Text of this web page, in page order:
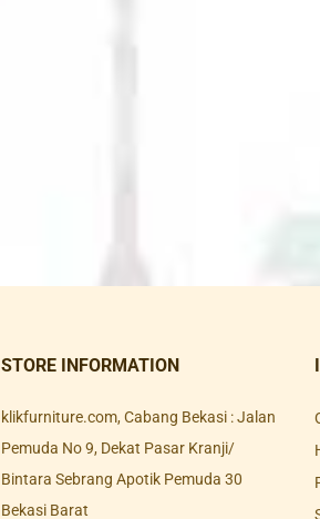
STORE INFORMATION
klikfurniture.com, Cabang Bekasi : Jalan
Pemuda No 9, Dekat Pasar Kranji/
Bintara Sebrang Apotik Pemuda 30
Bekasi Barat